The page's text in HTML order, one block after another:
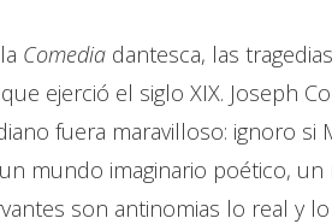
la Comedia dantesca, las
ejerció el siglo XIX. Joseph
fuera maravilloso: ignoro si
mundo imaginario poético,
son antinomias lo real y